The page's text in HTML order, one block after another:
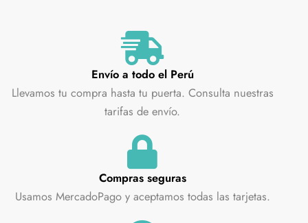
Envío a todo el Perú
Llevamos tu compra hasta tu puerta. Consulta nuestras
tarifas de envío.
Compras seguras
Usamos MercadoPago y aceptamos todas las tarjetas.